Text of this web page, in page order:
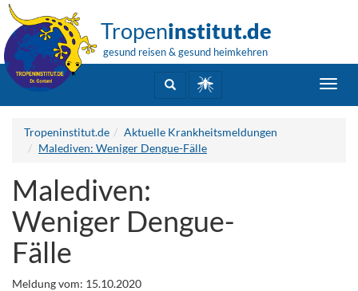
Tropeninstitut.de
gesund reisen & gesund heimkehren
Tropeninstitut.de
Aktuelle Krankheitsmeldungen
Malediven: Weniger Dengue-Fälle
Malediven:
Weniger Dengue-
Fälle
Meldung vom: 15.10.2020